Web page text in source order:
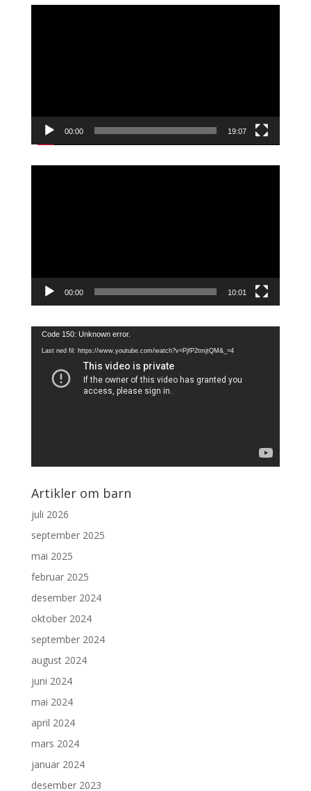
00:00 19:07
00:00 10:01
Videoavspiller
Code 150: Unknown error.
Last ned fil: https://www.youtube.com/watch?v=PjfP2tmjtQM&_=4
Artikler om barn
juli 2026
september 2025
mai 2025
februar 2025
desember 2024
oktober 2024
september 2024
august 2024
juni 2024
mai 2024
april 2024
mars 2024
januar 2024
desember 2023